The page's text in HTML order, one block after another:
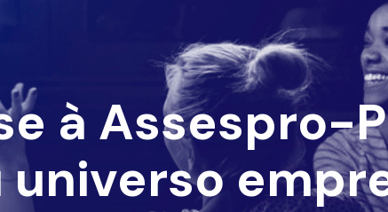
à Assespro-
universo